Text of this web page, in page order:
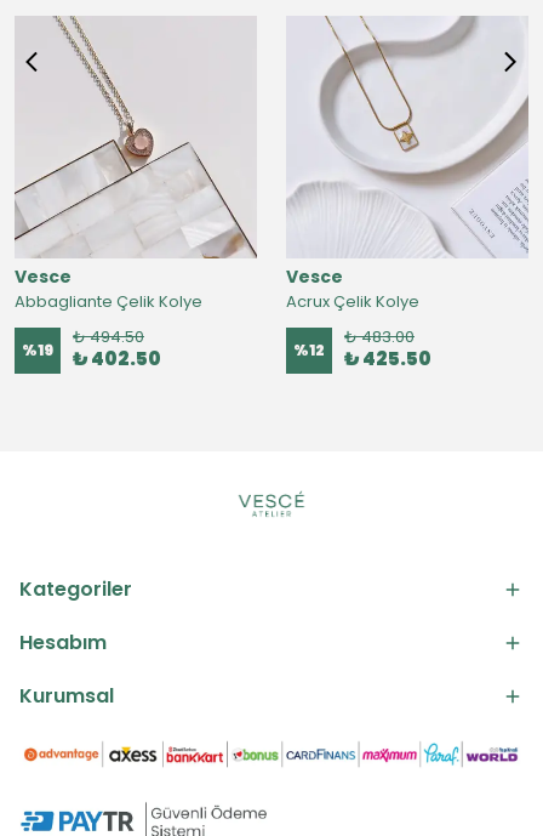
Vesce
Abbagliante Çelik Kolye
%19
₺ 494.50
₺ 402.50
Vesce
Acrux Çelik Kolye
%12
₺ 483.00
₺ 425.50
Kategoriler
Hesabım
Kurumsal